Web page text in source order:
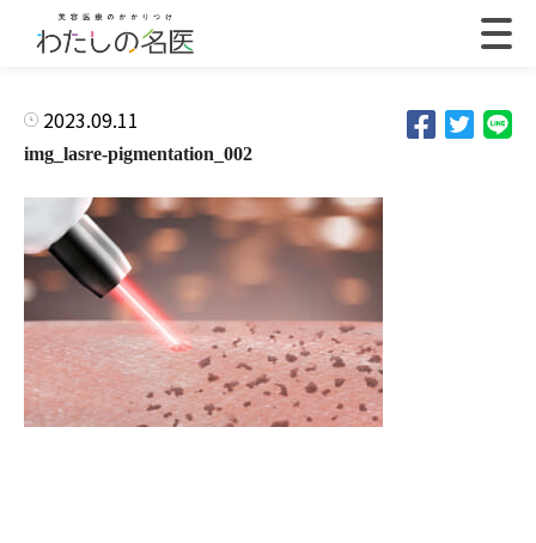
2023.09.11
img_lasre-pigmentation_002